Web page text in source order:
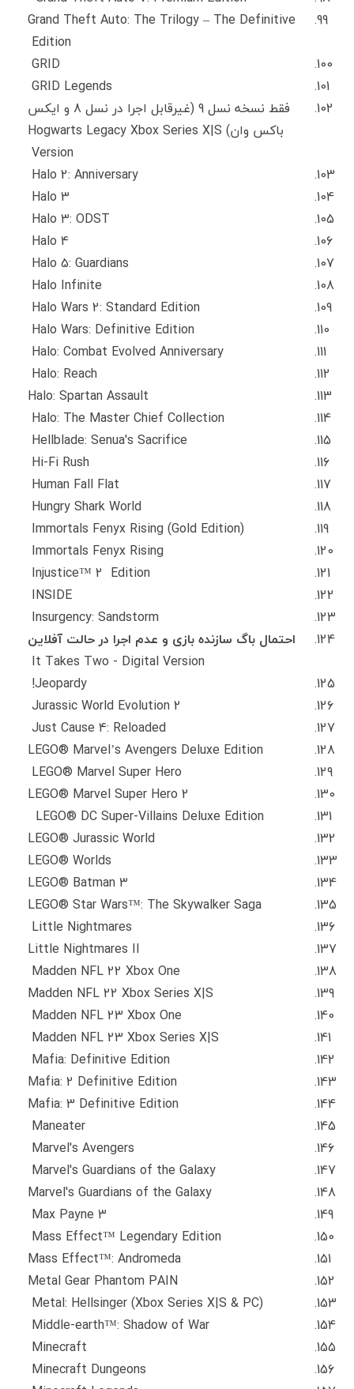
Grand Theft Auto: The Trilogy – The Definitive
Edition
GRID
GRID Legends
فقط نسخه نسل 9 (غیرقابل اجرا در نسل 8 و ایکس
باکس وان) Hogwarts Legacy Xbox Series X|S
Version
Halo 2: Anniversary
Halo 3
Halo 3: ODST
Halo 4
Halo 5: Guardians
Halo Infinite
Halo Wars 2: Standard Edition
Halo Wars: Definitive Edition
Halo: Combat Evolved Anniversary
Halo: Reach
Halo: Spartan Assault
Halo: The Master Chief Collection
Hellblade: Senua's Sacrifice
Hi-Fi Rush
Human Fall Flat
Hungry Shark World
Immortals Fenyx Rising (Gold Edition)
Immortals Fenyx Rising
Injustice™ 2 Edition
INSIDE
Insurgency: Sandstorm
احتمال باگ سازنده بازی و عدم اجرا در حالت آفلاین
It Takes Two - Digital Version
Jeopardy!
Jurassic World Evolution 2
Just Cause 4: Reloaded
LEGO® Marvel’s Avengers Deluxe Edition
LEGO® Marvel Super Hero
LEGO® Marvel Super Hero 2
LEGO® DC Super-Villains Deluxe Edition
LEGO® Jurassic World
LEGO® Worlds
LEGO® Batman 3
LEGO® Star Wars™: The Skywalker Saga
Little Nightmares
Little Nightmares II
Madden NFL 22 Xbox One
Madden NFL 22 Xbox Series X|S
Madden NFL 23 Xbox One
Madden NFL 23 Xbox Series X|S
Mafia: Definitive Edition
Mafia: 2 Definitive Edition
Mafia: 3 Definitive Edition
Maneater
Marvel's Avengers
Marvel's Guardians of the Galaxy
Marvel's Guardians of the Galaxy
Max Payne 3
Mass Effect™ Legendary Edition
Mass Effect™: Andromeda
Metal Gear Phantom PAIN
Metal: Hellsinger (Xbox Series X|S & PC)
Middle-earth™: Shadow of War
Minecraft
Minecraft Dungeons